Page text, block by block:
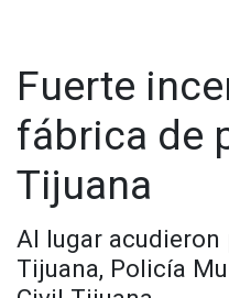
Fuerte
fábrica de
Tijuana
Al lugar acudieron
Tijuana, Policía